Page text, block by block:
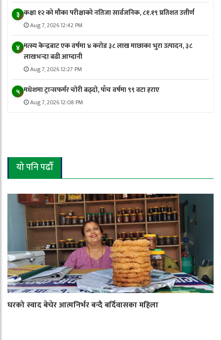
३ कक्षा १२ को मौका परीक्षाको नतिजा सार्वजनिक, ८१.१९ प्रतिशत उत्तीर्ण
Aug 7, 2026 12:42 PM
४ मत्स्य केन्द्रबाट एक वर्षमा ४ करोड ३८ लाख माछाका भुरा उत्पादन, ३८
लाखभन्दा बढी आम्दानी
Aug 7, 2026 12:27 PM
५ मधेशमा ट्रान्सफर्मर चोरी बढ्दो, पाँच वर्षमा ९९ वटा हराए
Aug 7, 2026 12:08 PM
यो पनि पढौँ
घरको स्वाद बेचेर आत्मनिर्भर बन्दै बर्दिवासका महिला